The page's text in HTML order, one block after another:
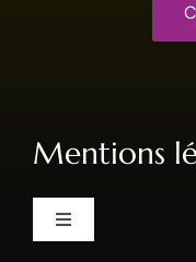
Mentions
Toggle